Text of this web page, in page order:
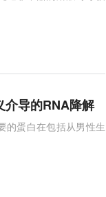
介导的RNA降解
的蛋白在包括从男性生